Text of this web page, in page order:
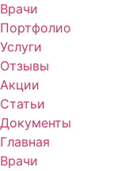
Врачи
Портфолио
Услуги
Отзывы
Акции
Статьи
Документы
Главная
Врачи